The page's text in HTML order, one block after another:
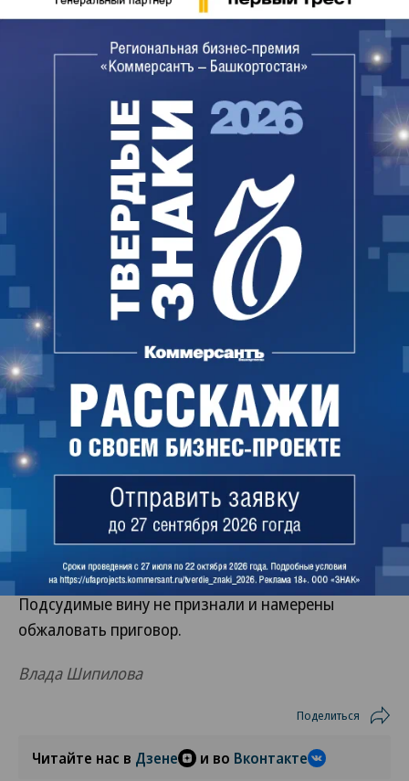
годах Айрат Сафиуллин поручил подчиненным
внести в республиканскую программу сноса и
расселения ветхого жилья 11 человек, не имевших
социального найма. В их числе был и Динар
Калимуллин. Участникам программы было выдано
новое жилье, которое они приватизировали.
Информацию о других участниках программы в
СКР не уточняют. Ущерб, нанесенный
муниципальному бюджету, следствие оценило в
4,8 млн руб. На выданные по программе 11
квартир, а также имущество подсудимых,
наложен арест.
Айрат Сафиуллин проходил по уголовному делу
соучастником. Суд приговорил его к трем годам
лишения свободы условно с трехлетним
испытательным сроком.
Гособвинение просило для Динара Калимуллина
наказание в виде пяти лет двух месяцев лишения
свободы условно, для Айрата Сафиуллина —
четыре года условно.
Подсудимые вину не признали и намерены
обжаловать приговор.
Влада Шипилова
Поделиться
Читайте нас в Дзене и во Вконтакте